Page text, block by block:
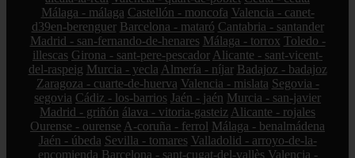
Málaga - málaga Castellón - moncofa Valencia - canet-
d39en-berenguer Barcelona - mataró Cantabria - santander
Madrid - san-fernando-de-henares Málaga - torrox Toledo -
illescas Girona - sant-pere-pescador Alicante - sant-vicent-
del-raspeig Murcia - yecla Almería - níjar Badajoz - badajoz
Zaragoza - cuarte-de-huerva Valencia - mislata Segovia -
segovia Cádiz - los-barrios Jaén - jaén Murcia - san-javier
Madrid - griñón álava - vitoria-gasteiz Alicante - rojales
Ourense - ourense A-coruña - ferrol Málaga - benalmádena
Jaén - úbeda Sevilla - tomares Valladolid - arroyo-de-la-
encomienda Barcelona - sant-cugat-del-vallès Valencia -